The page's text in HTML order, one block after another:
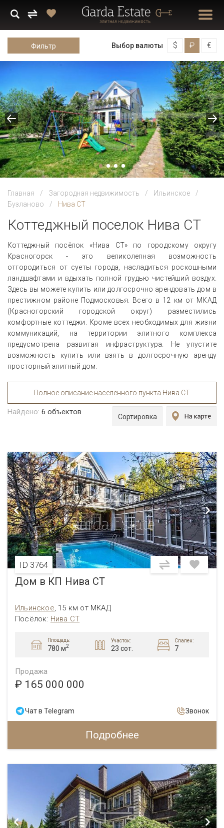
Фильтр Выбор валюты $ ₽ €
Главная Загородная недвижимость
Ильинское
Бузланово
Нива СТ
Коттеджный поселок Нива СТ
Коттеджный посёлок «Нива СТ» по городскому округу
Красногорск - это великолепная возможность
отгородиться от суеты города, насладиться роскошными
ландшафтами и вдыхать полной грудью чистейший воздух.
Здесь вы можете купить или долгосрочно арендовать дом в
престижном районе Подмосковья. Всего в 12 км от МКАД
(Красногорский городской округ) разместились
комфортные коттеджи. Кроме всех необходимых для жизни
коммуникаций, на территории элитного комплекса
предусмотрена развитая инфраструктура. Не упустите
возможность купить или взять в долгосрочную аренду
просторный элитный дом.
Полное описание населенного пункта Нива СТ
Найдено: 6 объектов
Сортировка
ID 3764
Дом в КП Нива СТ
Ильинское, 15 км от МКАД
Посёлок: Нива СТ
Площадь:
780 м2
Участок:
23 сот.
Спален:
7
Продажа
₽ 165 000 000
Чат в Telegram Звонок
Подробнее